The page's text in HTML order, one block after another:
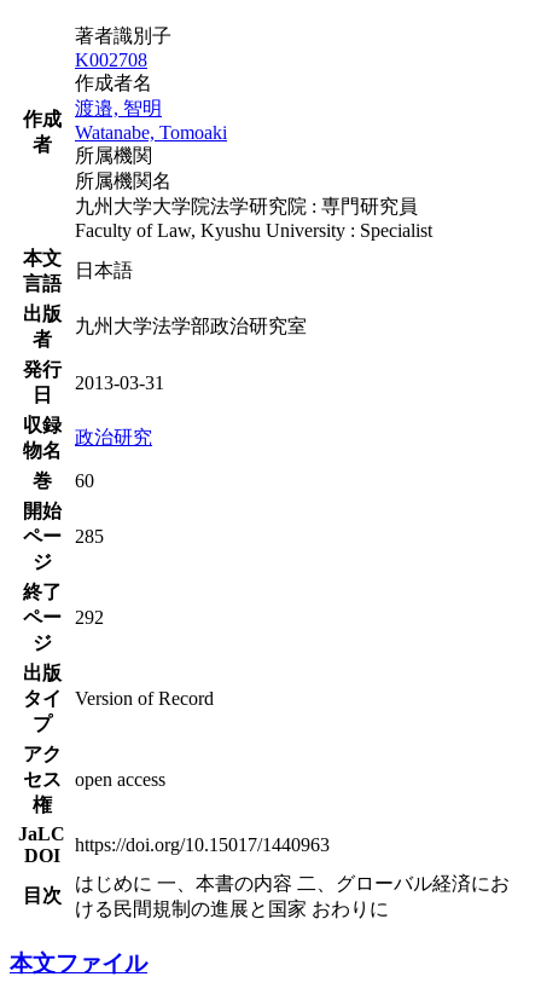
作成
者
著者識別子
K002708
作成者名
渡邉, 智明
Watanabe, Tomoaki
所属機関
所属機関名
九州大学大学院法学研究院 : 専門研究員
Faculty of Law, Kyushu University : Specialist
本文
言語
日本語
出版
者
九州大学法学部政治研究室
発行
日
2013-03-31
収録
物名
政治研究
巻
60
開始
ペー
ジ
285
終了
ペー
ジ
292
出版
タイ
プ
Version of Record
アク
セス
権
open access
JaLC
DOI
https://doi.org/10.15017/1440963
目次
はじめに 一、本書の内容 二、グローバル経済にお
ける民間規制の進展と国家 おわりに
本文ファイル